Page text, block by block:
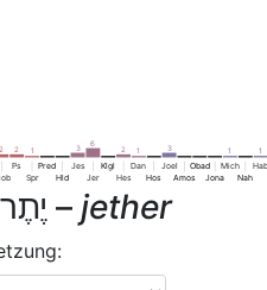
2 2
Ps
1
Spr
Pred
Hld
3
Jes
6
Jer
Klgl
2
Hes
1
Dan
Hos
3
Joel
Amos
Obad
Jona
1
Mich
Nah
1
יֶתֶר – jether